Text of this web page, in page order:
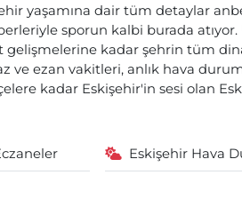
yaşamına dair tüm detaylar
sporun kalbi burada
kadar şehrin tüm
ve ezan vakitleri, anlık hava
kadar Eskişehir'in sesi olan
Eskişehir Hava